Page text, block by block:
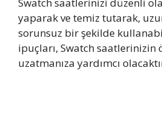
yaparak ve temiz tutarak,
sorunsuz bir şekilde
ipuçları, Swatch saatlerinizin
uzatmanıza yardımcı